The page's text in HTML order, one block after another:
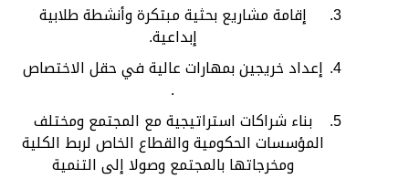
إقامة مشاريع بحثية مبتكرة وأنشطة طلابية
إبداعية.
إعداد خريجين بمهارات عالية في حقل الاختصاص
.
بناء شراكات استراتيجية مع المجتمع ومختلف
المؤسسات الحكومية والقطاع الخاص لربط الكلية
ومخرجاتها بالمجتمع وصولا إلى التنمية